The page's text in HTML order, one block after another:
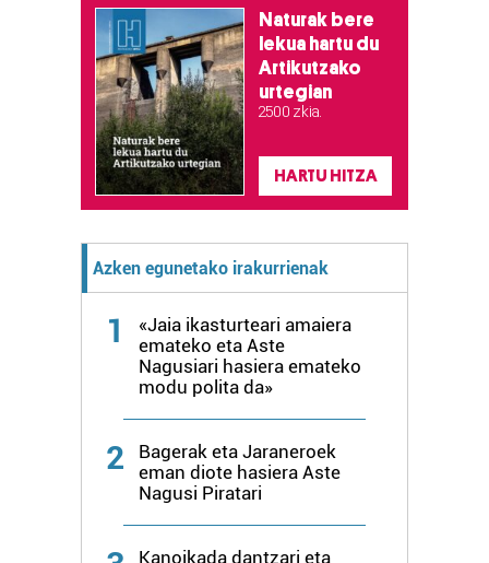
Lortu zure datu pertsonalak prozesatzeko moduari
buruzko informazio gehiago eta ezarri zure lehentasunak
datuen atalean. Edozein unetan alda edo ken dezakezu
zure baimena Cookieen adierazpenean.
Webgune honek cookie propioak eta hirugarrenen cookie-
fitxategiak erabiltzen ditu. Zure esperientzia eta
erabiltzeko baimen esplizitua ematen diguzu.
Naturak bere
lekua hartu du
Artikutzako
urtegian
2.500 zkia.
HARTU HITZA
Azken egunetako irakurrienak
1
«Jaia ikasturteari amaiera
emateko eta Aste
Nagusiari hasiera emateko
modu polita da»
2
Bagerak eta Jaraneroek
eman diote hasiera Aste
Nagusi Piratari
Kanoikada dantzari eta